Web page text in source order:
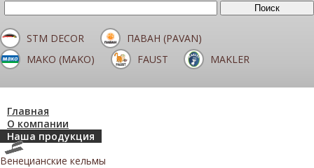
STM DECOR
ПАВАН (PAVAN)
МАКО (MAKO)
FAUST MAKLER
Главная
О компании
Наша продукция
Венецианские кельмы